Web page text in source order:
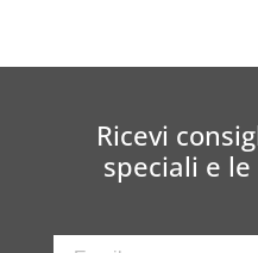
Ricevi
speciali e